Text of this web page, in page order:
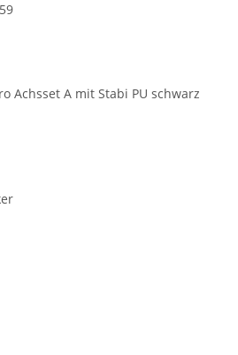
Achsset A mit Stabi PU schwarz